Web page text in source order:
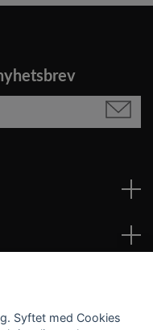
Syftet med Cookies